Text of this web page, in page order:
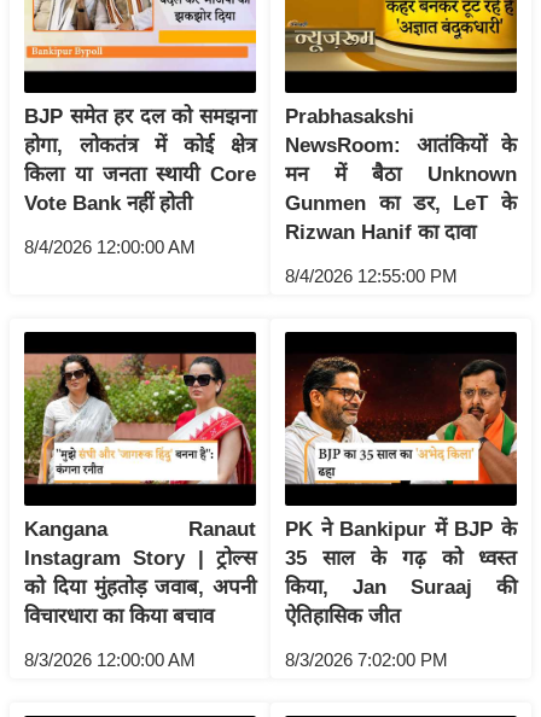
ध
र्म
स्थ
ल
व्र
त
त्यो
हा
फ
ल
वि
शे
ष
वि
श्ले
ष
ण
ट्रें
BJP समेत हर दल को समझना
होगा, लोकतंत्र में कोई क्षेत्र
किला या जनता स्थायी Core
Vote Bank नहीं होती
8/4/2026 12:00:00 AM
Prabhasakshi
NewsRoom: आतंकियों के
मन में बैठा Unknown
Gunmen का डर, LeT के
Rizwan Hanif का दावा
8/4/2026 12:55:00 PM
Kangana Ranaut
Instagram Story | ट्रोल्स
को दिया मुंहतोड़ जवाब, अपनी
विचारधारा का किया बचाव
8/3/2026 12:00:00 AM
PK ने Bankipur में BJP के
35 साल के गढ़ को ध्वस्त
किया, Jan Suraaj की
ऐतिहासिक जीत
8/3/2026 7:02:00 PM